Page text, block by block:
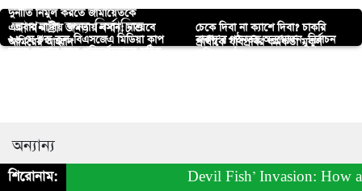
আপনার জন্য নির্বাচিত
দুর্নীতি নির্মুল করতে জামায়েতকে
একবার রাষ্ট্রীয় ক্ষমতায় বসান: নায়েবে
আমিরের আহ্বান
চেকে দিবা না ক্যাশে দিবা? চাকরি
প্রার্থীকে যবিপ্রবির কর্মকর্তা মুকুল
২৬ মে শুরু কুল-বিএসজেএ মিডিয়া কাপ
রাকসু’র গঠনতন্ত্র অনুমোদন, নির্বাচন
সড়ক সংস্কার কাজ পরিদর্শনকালে সঠিক
অন্যান্য
শিরোনাম: Devil Fish’ Invasion: How an